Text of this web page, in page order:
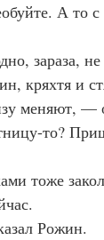
А то
зараза, не
кряхтя и
меняют, —
то?
тоже
Рожин.